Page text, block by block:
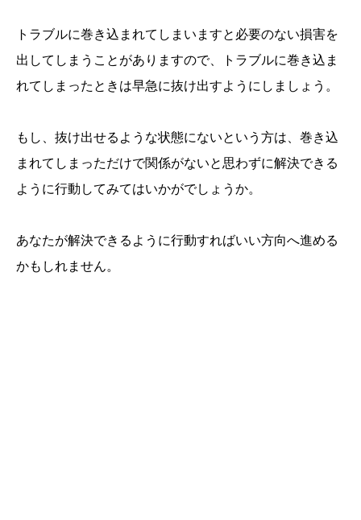
トラブルに巻き込まれてしまいますと必要のない損害を
出してしまうことがありますので、トラブルに巻き込ま
れてしまったときは早急に抜け出すようにしましょう。
もし、抜け出せるような状態にないという方は、巻き込
まれてしまっただけで関係がないと思わずに解決できる
ように行動してみてはいかがでしょうか。
あなたが解決できるように行動すればいい方向へ進める
かもしれません。